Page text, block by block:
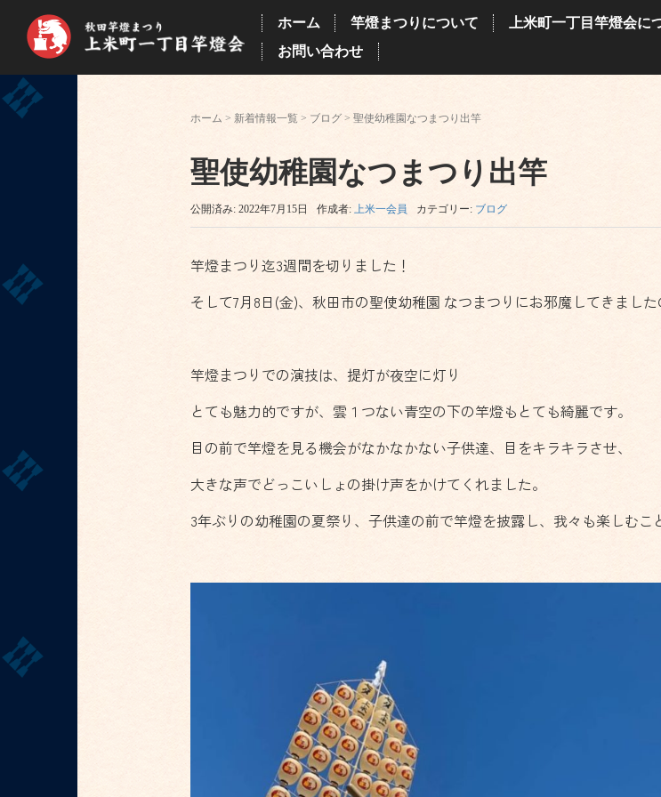
ホーム 竿燈まつりについて 上米町一丁目竿燈会に
お問い合わせ
ホーム > 新着情報一覧 > ブログ >聖使幼稚園なつまつり出竿
聖使幼稚園なつまつり出竿
公開済み: 2022年7月15日 作成者:上米一会員 カテゴリー: ブログ
竿燈まつり迄3週間を切りました！
そして7月8日(金)、秋田市の聖使幼稚園 なつまつりにお邪魔してきまし
竿燈まつりでの演技は、提灯が夜空に灯り
とても魅力的ですが、雲１つない青空の下の竿燈もとても綺麗です。
目の前で竿燈を見る機会がなかなかない子供達、目をキラキラさせ、
大きな声でどっこいしょの掛け声をかけてくれました。
3年ぶりの幼稚園の夏祭り、子供達の前で竿燈を披露し、我々も楽しむこ